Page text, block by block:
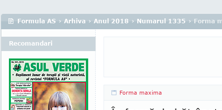
Formula AS › Arhiva › Anul 2018 › Numarul 1335 › Forma
Forma maxima
Recomandari